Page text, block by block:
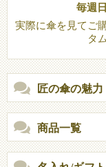
毎週
実際に傘を見てご
タ
匠の傘の魅力
商品一覧